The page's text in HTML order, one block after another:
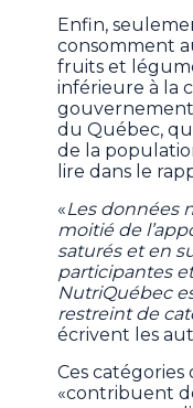
Enfin,
consomment
fruits et
inférieure à la
du Québec,
de la
lire dans le
«Les données
moitié de
saturés et en
participantes
NutriQuébec
restreint de
écrivent les
Ces catégories
«contribuent